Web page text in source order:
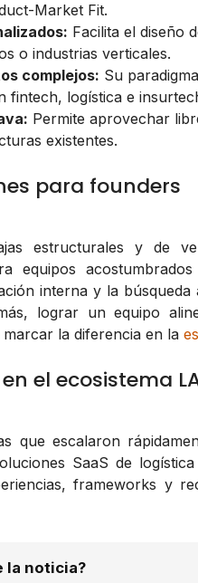
Market Fit.
Facilita el diseño
o industrias verticales.
complejos: Su
fintech, logística e
Permite aprovechar
existentes.
para founders
estructurales y de
equipos
interna y la
lograr un equipo
la diferencia en la
el ecosistema
que escalaron
SaaS de
frameworks y
la noticia?